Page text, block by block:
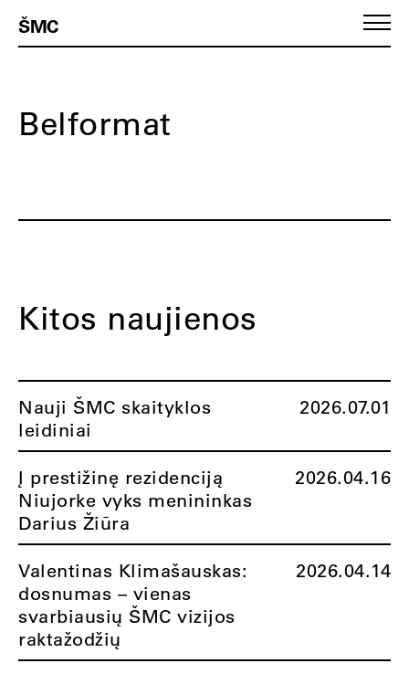
ŠMC
Belformat
Kitos naujienos
Nauji ŠMC skaityklos
leidiniai
2026.07.01
Į prestižinę rezidenciją
Niujorke vyks menininkas
Darius Žiūra
2026.04.16
Valentinas Klimašauskas:
dosnumas – vienas
svarbiausių ŠMC vizijos
raktažodžių
2026.04.14